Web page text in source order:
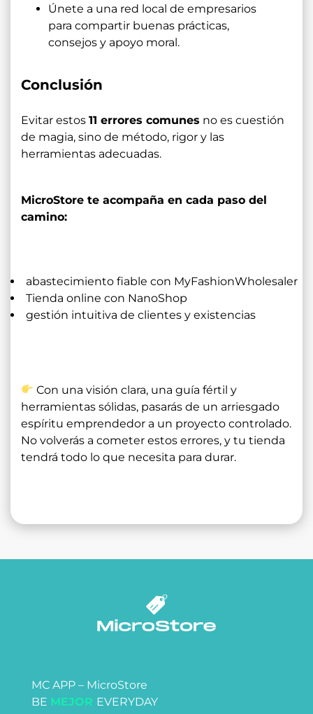
Únete a una red local de empresarios
para compartir buenas prácticas,
consejos y apoyo moral.
Conclusión
Evitar estos 11 errores comunes no es cuestión
de magia, sino de método, rigor y las
herramientas adecuadas.
MicroStore te acompaña en cada paso del
camino:
abastecimiento fiable con MyFashionWholesaler
Tienda online con NanoShop
gestión intuitiva de clientes y existencias
Con una visión clara, una guía fértil y
herramientas sólidas, pasarás de un arriesgado
espíritu emprendedor a un proyecto controlado.
No volverás a cometer estos errores, y tu tienda
tendrá todo lo que necesita para durar.
MC APP – MicroStore
BE MEJOR EVERYDAY